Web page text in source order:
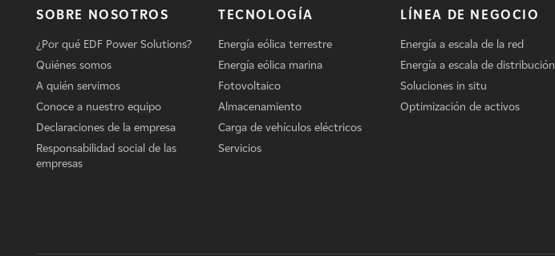
SOBRE NOSOTROS
¿Por qué EDF Power Solutions?
Quiénes somos
A quién servimos
Conoce a nuestro equipo
Declaraciones de la empresa
Responsabilidad social de las
empresas
TECNOLOGÍA
Energía eólica terrestre
Energía eólica marina
Fotovoltaico
Almacenamiento
Carga de vehículos eléctricos
Servicios
LÍNEA DE NEGOCIO
Energía a escala de la red
Energía a escala de distribución
Soluciones in situ
Optimización de activos